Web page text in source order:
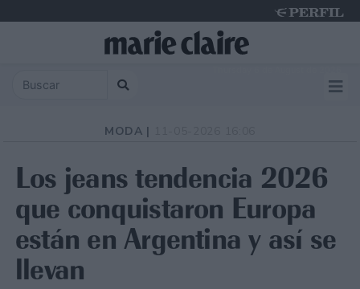
MODA |
Los jeans tendencia 2026
que conquistaron Europa
están en Argentina y así se
llevan